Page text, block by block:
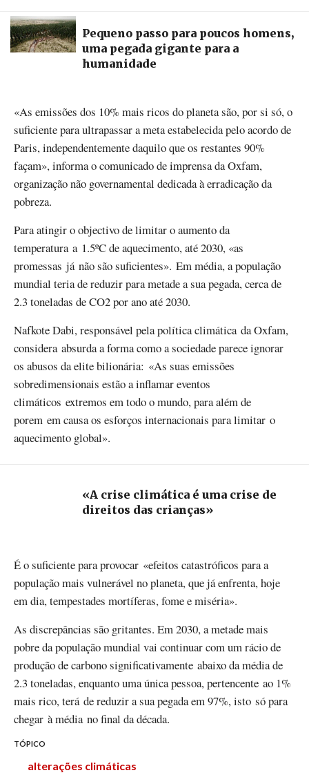
Pequeno passo para poucos homens,
uma pegada gigante para a
humanidade
«As emissões dos 10% mais ricos do planeta são, por si só, o
suficiente para ultrapassar a meta estabelecida pelo acordo de
Paris, independentemente daquilo que os restantes 90%
façam», informa o comunicado de imprensa da Oxfam,
organização não governamental dedicada à erradicação da
pobreza.
Para atingir o objectivo de limitar o aumento da
temperatura a 1.5ºC de aquecimento, até 2030, «as
promessas já não são suficientes». Em média, a população
mundial teria de reduzir para metade a sua pegada, cerca de
2.3 toneladas de CO2 por ano até 2030.
Nafkote Dabi, responsável pela política climática da Oxfam,
considera absurda a forma como a sociedade parece ignorar
os abusos da elite bilionária: «As suas emissões
sobredimensionais estão a inflamar eventos
climáticos extremos em todo o mundo, para além de
porem em causa os esforços internacionais para limitar o
aquecimento global».
«A crise climática é uma crise de
direitos das crianças»
É o suficiente para provocar «efeitos catastróficos para a
população mais vulnerável no planeta, que já enfrenta, hoje
em dia, tempestades mortíferas, fome e miséria».
As discrepâncias são gritantes. Em 2030, a metade mais
pobre da população mundial vai continuar com um rácio de
produção de carbono significativamente abaixo da média de
2.3 toneladas, enquanto uma única pessoa, pertencente ao 1%
mais rico, terá de reduzir a sua pegada em 97%, isto só para
chegar à média no final da década.
TÓPICO
alterações climáticas